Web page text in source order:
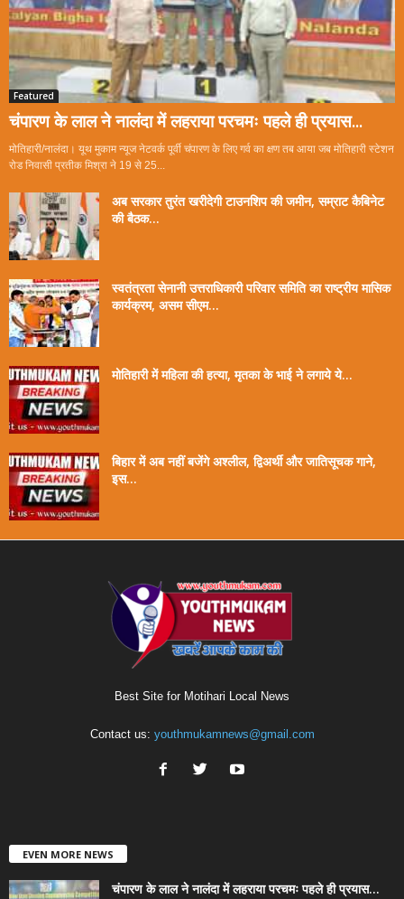
Featured
चंपारण के लाल ने नालंदा में लहराया परचमः पहले ही प्रयास...
मोतिहारी/नालंदा। यूथ मुकाम न्यूज नेटवर्क पूर्वी चंपारण के लिए गर्व का क्षण तब आया जब मोतिहारी स्टेशन
रोड निवासी प्रतीक मिश्रा ने 19 से 25...
अब सरकार तुरंत खरीदेगी टाउनशिप की जमीन, सम्राट कैबिनेट
की बैठक...
स्वतंत्रता सेनानी उत्तराधिकारी परिवार समिति का राष्ट्रीय मासिक
कार्यक्रम, असम सीएम...
मोतिहारी में महिला की हत्या, मृतका के भाई ने लगाये ये...
बिहार में अब नहीं बजेंगे अश्लील, द्विअर्थी और जातिसूचक गाने,
इस...
Best Site for Motihari Local News
Contact us: youthmukamnews@gmail.com
EVEN MORE NEWS
चंपारण के लाल ने नालंदा में लहराया परचमः पहले ही प्रयास...